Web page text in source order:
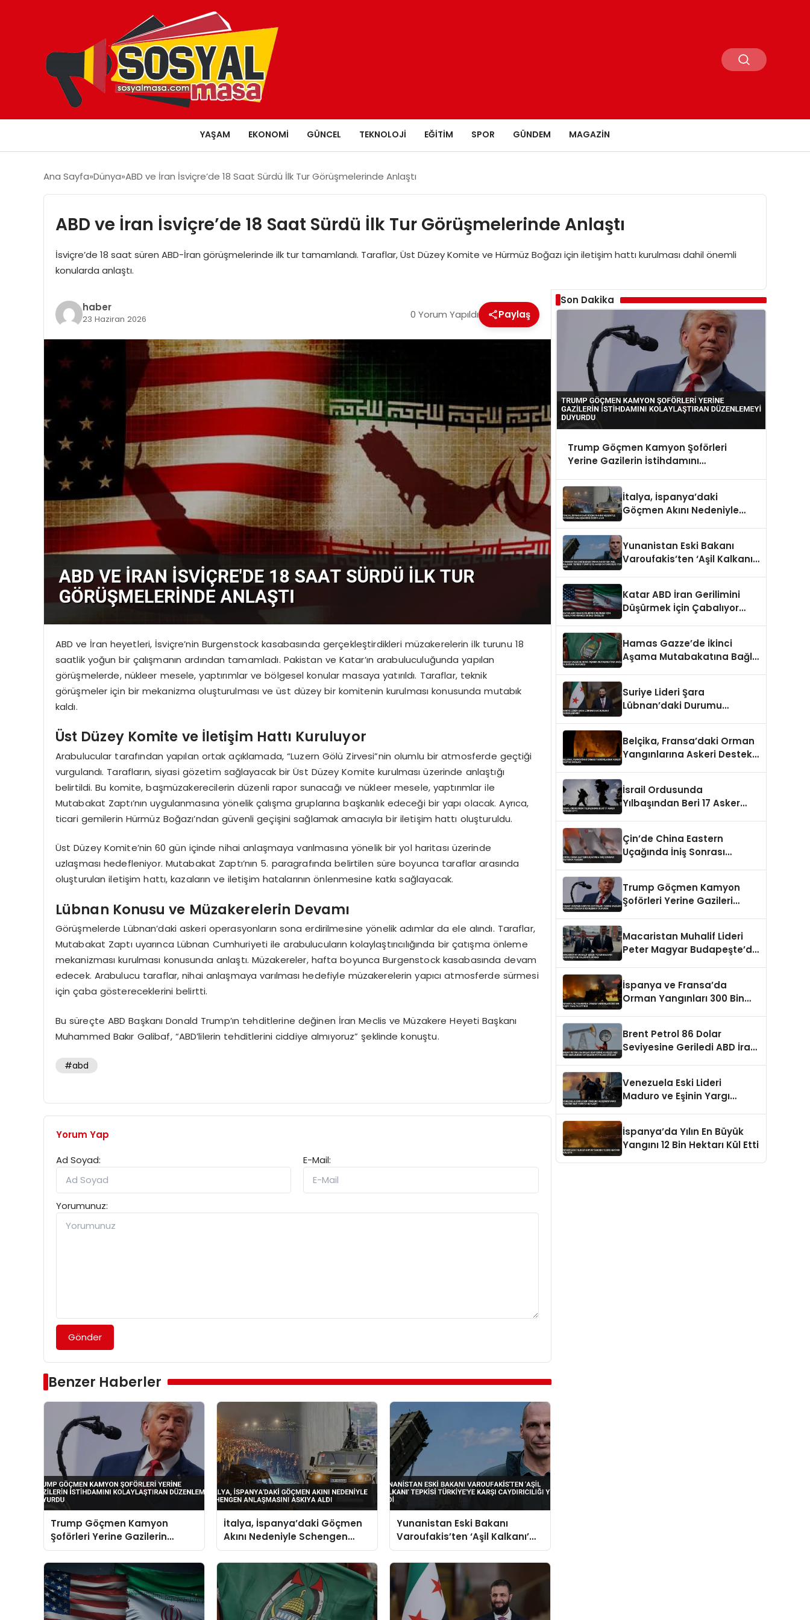
YAŞAM EKONOMI GÜNCEL TEKNOLOJI EĞITIM SPOR GÜNDEM MAGAZIN
Ana Sayfa Dünya ABD ve İran İsviçre’de 18 Saat Sürdü İlk Tur Görüşmelerinde Anlaştı
ABD ve İran İsviçre’de 18 Saat Sürdü İlk Tur Görüşmelerinde Anlaştı
İsviçre’de 18 saat süren ABD-İran görüşmelerinde ilk tur tamamlandı. Taraflar, Üst Düzey Komite ve Hürmüz Boğazı için iletişim hattı kurulması dahil önemli
konularda anlaştı.
haber
23 Haziran 2026 0 Yorum Yapıldı Paylaş
ABD ve İran heyetleri, İsviçre’nin Burgenstock kasabasında gerçekleştirdikleri müzakerelerin ilk turunu 18
saatlik yoğun bir çalışmanın ardından tamamladı. Pakistan ve Katar’ın arabuluculuğunda yapılan
görüşmelerde, nükleer mesele, yaptırımlar ve bölgesel konular masaya yatırıldı. Taraflar, teknik
görüşmeler için bir mekanizma oluşturulması ve üst düzey bir komitenin kurulması konusunda mutabık
kaldı.
Üst Düzey Komite ve İletişim Hattı Kuruluyor
Arabulucular tarafından yapılan ortak açıklamada, “Luzern Gölü Zirvesi”nin olumlu bir atmosferde geçtiği
vurgulandı. Tarafların, siyasi gözetim sağlayacak bir Üst Düzey Komite kurulması üzerinde anlaştığı
belirtildi. Bu komite, başmüzakerecilerin düzenli rapor sunacağı ve nükleer mesele, yaptırımlar ile
Mutabakat Zaptı’nın uygulanmasına yönelik çalışma gruplarına başkanlık edeceği bir yapı olacak. Ayrıca,
ticari gemilerin Hürmüz Boğazı’ndan güvenli geçişini sağlamak amacıyla bir iletişim hattı oluşturuldu.
Üst Düzey Komite’nin 60 gün içinde nihai anlaşmaya varılmasına yönelik bir yol haritası üzerinde
uzlaşması hedefleniyor. Mutabakat Zaptı’nın 5. paragrafında belirtilen süre boyunca taraflar arasında
oluşturulan iletişim hattı, kazaların ve iletişim hatalarının önlenmesine katkı sağlayacak.
Lübnan Konusu ve Müzakerelerin Devamı
Görüşmelerde Lübnan’daki askeri operasyonların sona erdirilmesine yönelik adımlar da ele alındı. Taraflar,
Mutabakat Zaptı uyarınca Lübnan Cumhuriyeti ile arabulucuların kolaylaştırıcılığında bir çatışma önleme
mekanizması kurulması konusunda anlaştı. Müzakereler, hafta boyunca Burgenstock kasabasında devam
edecek. Arabulucu taraflar, nihai anlaşmaya varılması hedefiyle müzakerelerin yapıcı atmosferde sürmesi
için çaba göstereceklerini belirtti.
Bu süreçte ABD Başkanı Donald Trump’ın tehditlerine değinen İran Meclis ve Müzakere Heyeti Başkanı
Muhammed Bakır Galibaf, “ABD’lilerin tehditlerini ciddiye almıyoruz” şeklinde konuştu.
#abd
Yorum Yap
Ad Soyad:
E-Mail:
Yorumunuz:
Gönder
Benzer Haberler
Trump Göçmen Kamyon
Şoförleri Yerine Gazilerin
İstihdamını Kolaylaştıran
Düzenlemeyi Duyurdu
İtalya, İspanya’daki Göçmen
Akını Nedeniyle Schengen
Anlaşmasını Askıya Aldı
Yunanistan Eski Bakanı
Varoufakis’ten ‘Aşil Kalkanı’
Tepkisi Türkiye’ye Karşı
Caydırıcılığı Yok Dedi
Son Dakika
Trump Göçmen Kamyon Şoförleri
Yerine Gazilerin İstihdamını
İtalya, İspanya’daki
Göçmen Akını Nedeniyle
Yunanistan Eski Bakanı
Varoufakis’ten ‘Aşil Kalkanı’
Katar ABD İran Gerilimini
Düşürmek İçin Çabalıyor
Hamas Gazze’de İkinci
Aşama Mutabakatına Bağlı
Suriye Lideri Şara
Lübnan’daki Durumu
Belçika, Fransa’daki Orman
Yangınlarına Askeri Destek
İsrail Ordusunda
Yılbaşından Beri 17 Asker
Çin’de China Eastern
Uçağında İniş Sonrası
Trump Göçmen Kamyon
Şoförleri Yerine Gazileri
Macaristan Muhalif Lideri
Peter Magyar Budapeşte’de
İspanya ve Fransa’da
Orman Yangınları 300 Bin
Brent Petrol 86 Dolar
Seviyesine Geriledi ABD İran
Venezuela Eski Lideri
Maduro ve Eşinin Yargı
İspanya’da Yılın En Büyük
Yangını 12 Bin Hektarı Kül Etti